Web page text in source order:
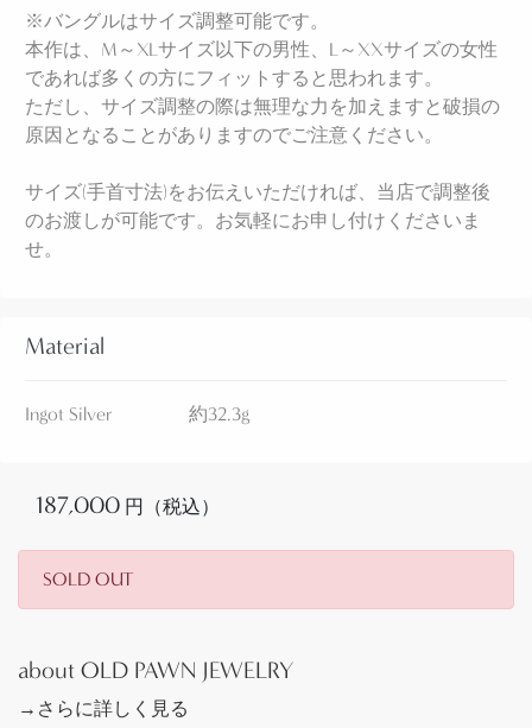
みや左右で非対称になっているハンドメイドらしい
ムラが多く見られます。しかしながら、それらもま
た本作の魅力を高める要素となっています。
ーン・文様が刻まれ、両サイドには3本のアローが強
く深く刻印される事で、ナバホジュエリーらしい武
骨でエスニシティな印象が与えられているようで
れ、前述の通りプエブロ(ナバホ以外のアメリカ中西
インディアンジュエリーの歴史では、シルバースミ
ニ族からホピ族へとシルバースミスとしての技術が
伝播しました。
※バングルはサイズ調整可能です。
本作は、M～XLサイズ以下の男性、L～XXサイズの女性
であれば多くの方にフィットすると思われます。
ただし、サイズ調整の際は無理な力を加えますと破損の
原因となることがありますのでご注意ください。
サイズ(手首寸法)をお伝えいただければ、当店で調整後
のお渡しが可能です。お気軽にお申し付けくださいま
せ。
Material
Ingot Silver 約32.3g
187,000 円（税込）
SOLD OUT
about OLD PAWN JEWELRY
→さらに詳しく見る